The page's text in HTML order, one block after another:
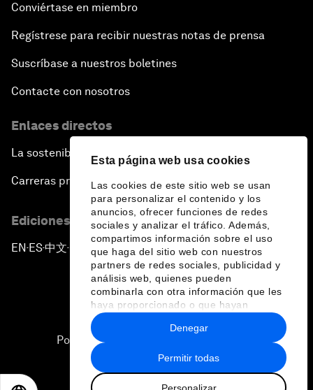
Esta página web usa cookies
Las cookies de este sitio web se usan
para personalizar el contenido y los
anuncios, ofrecer funciones de redes
sociales y analizar el tráfico. Además,
compartimos información sobre el uso
que haga del sitio web con nuestros
partners de redes sociales, publicidad y
análisis web, quienes pueden
combinarla con otra información que les
haya proporcionado o que hayan
recopilado a partir del uso que haya
hecho de sus servicios.
Permitir todas
Personalizar
Denegar
Conviértase en miembro
Regístrese para recibir nuestras notas de prensa
Suscríbase a nuestros boletines
Contacte con nosotros
Enlaces directos
La sostenibilidad en el Foro
Carreras profesionales
Ediciones en otros idiomas
EN ▪ ES▪中文▪ 日本語
Política de privacidad y normas de uso